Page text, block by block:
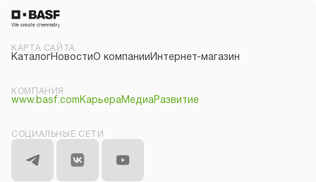
КАРТА САЙТА
КаталогНовостиО компании Интернет-магазин
КОМПАНИЯ
www.basf.com КарьераМедиаРазвитие
СОЦИАЛЬНЫЕ СЕТИ